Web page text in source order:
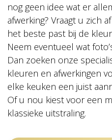
nog geen idee wat er
afwerking? Vraagt u zich
het beste past bij de
Neem eventueel wat
Dan zoeken onze
kleuren en afwerkingen
elke keuken een juist
Of u nou kiest voor een
klassieke uitstraling.